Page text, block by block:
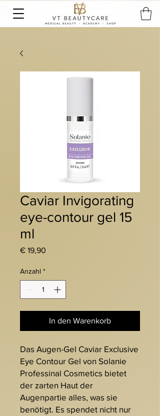
Caviar Invigorating
eye-contour gel 15
ml
€ 19,90
Anzahl *
In den Warenkorb
Das Augen-Gel Caviar Exclusive
Eye Contour Gel von Solanie
Professinal Cosmetics bietet
der zarten Haut der
Augenpartie alles, was sie
benötigt. Es spendet nicht nur